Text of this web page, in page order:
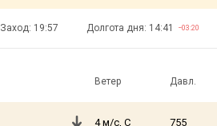
Заход: 19:57 Долгота дня: 14:41 −03:20
Ветер Давл.
4 м/с, С 755